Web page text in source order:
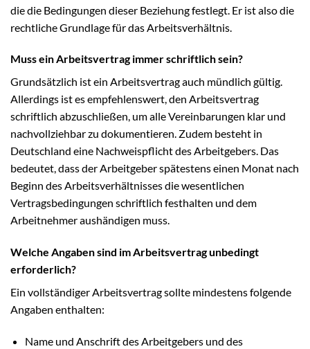
die die Bedingungen dieser Beziehung festlegt. Er ist also die
rechtliche Grundlage für das Arbeitsverhältnis.
Muss ein Arbeitsvertrag immer schriftlich sein?
Grundsätzlich ist ein Arbeitsvertrag auch mündlich gültig.
Allerdings ist es empfehlenswert, den Arbeitsvertrag
schriftlich abzuschließen, um alle Vereinbarungen klar und
nachvollziehbar zu dokumentieren. Zudem besteht in
Deutschland eine Nachweispflicht des Arbeitgebers. Das
bedeutet, dass der Arbeitgeber spätestens einen Monat nach
Beginn des Arbeitsverhältnisses die wesentlichen
Vertragsbedingungen schriftlich festhalten und dem
Arbeitnehmer aushändigen muss.
Welche Angaben sind im Arbeitsvertrag unbedingt
erforderlich?
Ein vollständiger Arbeitsvertrag sollte mindestens folgende
Angaben enthalten:
Name und Anschrift des Arbeitgebers und des